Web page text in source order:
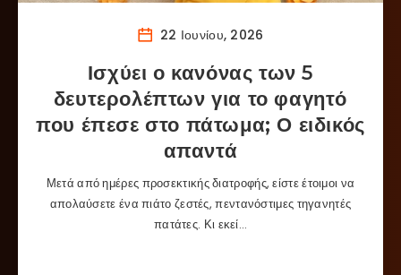
22 Ιουνίου, 2026
Ισχύει ο κανόνας των 5
δευτερολέπτων για το φαγητό
που έπεσε στο πάτωμα; Ο ειδικός
απαντά
Μετά από ημέρες προσεκτικής διατροφής, είστε έτοιμοι να
απολαύσετε ένα πιάτο ζεστές, πεντανόστιμες τηγανητές
πατάτες. Κι εκεί…